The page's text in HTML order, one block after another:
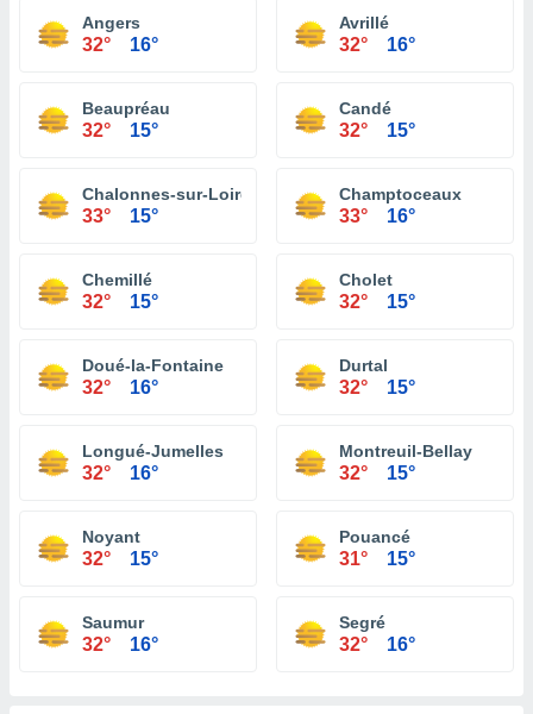
Angers
32° 16°
Avrillé
32° 16°
Beaupréau
32° 15°
Candé
32° 15°
Chalonnes-sur-Loire
33° 15°
Champtoceaux
33° 16°
Chemillé
32° 15°
Cholet
32° 15°
Doué-la-Fontaine
32° 16°
Durtal
32° 15°
Longué-Jumelles
32° 16°
Montreuil-Bellay
32° 15°
Noyant
32° 15°
Pouancé
31° 15°
Saumur
32° 16°
Segré
32° 16°